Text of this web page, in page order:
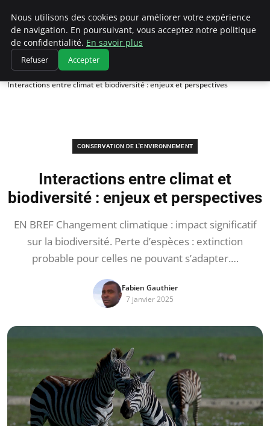
Climatedebtagents
Accueil
Conservation de l'environnement
Interactions entre climat et biodiversité : enjeux et perspectives
CONSERVATION DE L'ENVIRONNEMENT
Interactions entre climat et
biodiversité : enjeux et perspectives
EN BREF Changement climatique : impact significatif
sur la biodiversité. Perte d’espèces : extinction
probable pour celles ne pouvant s’adapter.…
Fabien Gauthier
7 janvier 2025
Nous utilisons des cookies pour améliorer votre expérience
de navigation. En poursuivant, vous acceptez notre politique
de confidentialité. En savoir plus
Refuser Accepter